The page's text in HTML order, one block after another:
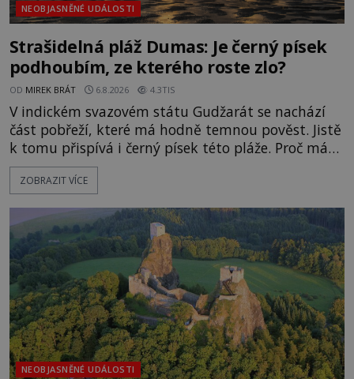
NEOBJASNĚNÉ UDÁLOSTI
Strašidelná pláž Dumas: Je černý písek
podhoubím, ze kterého roste zlo?
OD MIREK BRÁT 6.8.2026 4.3TIS
V indickém svazovém státu Gudžarát se nachází
část pobřeží, které má hodně temnou pověst. Jistě
k tomu přispívá i černý písek této pláže. Proč má
pláž takové netypické zbarvení? Nakolik jsou
pravdivé historky, že zde došlo k nevysvětlitelným
následovat. Vstupujeme na pláž Dumas ve městě
Surat. Gu
ZOBRAZIT VÍCE
NEOBJASNĚNÉ UDÁLOSTI